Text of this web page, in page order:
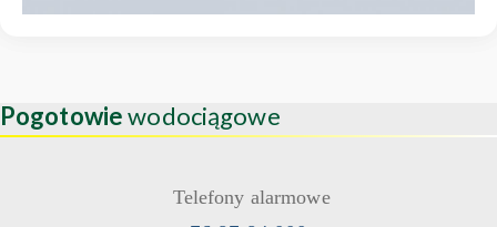
Pogotowiewodociągowe
Telefony alarmowe